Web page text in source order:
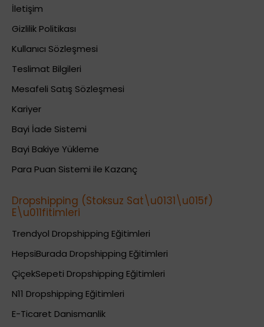
İletişim
Gizlilik Politikası
Kullanıcı Sözleşmesi
Teslimat Bilgileri
Mesafeli Satış Sözleşmesi
Kariyer
Bayi İade Sistemi
Bayi Bakiye Yükleme
Para Puan Sistemi ile Kazanç
Dropshipping (Stoksuz Sat\u0131\u015f)
E\u011fitimleri
Trendyol Dropshipping Eğitimleri
HepsiBurada Dropshipping Eğitimleri
ÇiçekSepeti Dropshipping Eğitimleri
N11 Dropshipping Eğitimleri
E-Ticaret Danismanlik